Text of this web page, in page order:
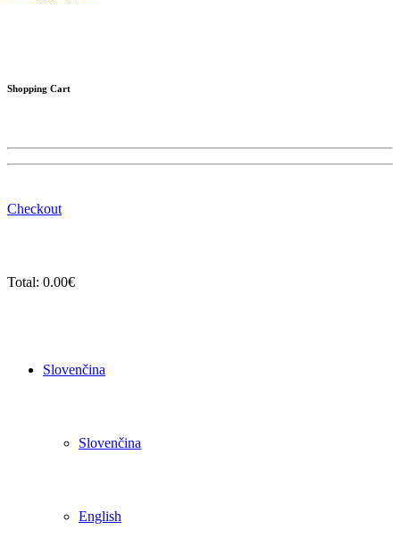
Shopping Cart
Checkout
Total: 0.00€
Slovenčina
Slovenčina
English